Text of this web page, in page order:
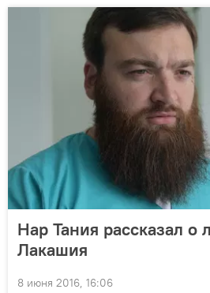
Нар Тания рассказал
Лакашия
8 июня 2016, 16:06